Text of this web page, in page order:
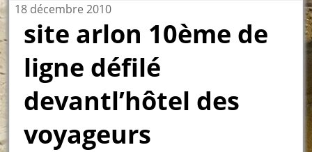
18 décembre 2010
site arlon 10ème de
ligne défilé
devantl’hôtel des
voyageurs